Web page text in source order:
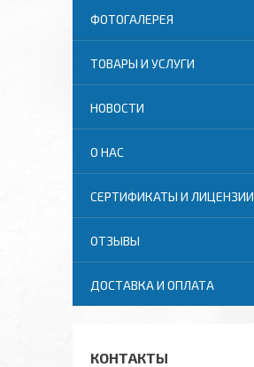
ФОТОГАЛЕРЕЯ
ТОВАРЫ И УСЛУГИ
НОВОСТИ
О НАС
СЕРТИФИКАТЫ И ЛИЦЕНЗИИ
ОТЗЫВЫ
ДОСТАВКА И ОПЛАТА
КОНТАКТЫ